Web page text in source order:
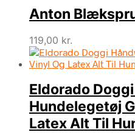
Anton
119,00 kr.
Eldorado
Hundelegetøj
Latex Alt Til